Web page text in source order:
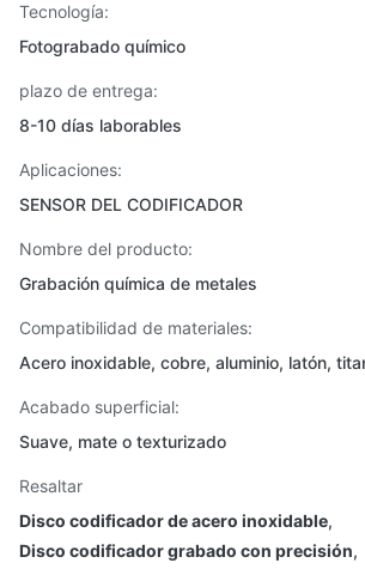
Tecnología:
Fotograbado químico
plazo de entrega:
8-10 días laborables
Aplicaciones:
SENSOR DEL CODIFICADOR
Nombre del producto:
Grabación química de metales
Compatibilidad de materiales:
Acero inoxidable, cobre, aluminio, latón,
Acabado superficial:
Suave, mate o texturizado
Resaltar
Disco codificador de acero inoxidable,
Disco codificador grabado con precisión,